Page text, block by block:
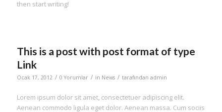
then start writing!
This is a post with post format of type
Link
Ocak 17, 2012 / 0 Yorumlar / in News / tarafından admin
Lorem ipsum dolor sit amet, consectetuer adipiscing elit.
Aenean commodo ligula eget dolor. Aenean massa. Cum sociis